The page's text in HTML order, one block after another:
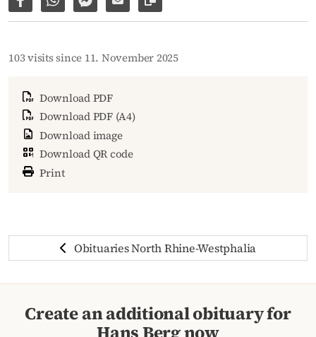
Share on Facebook
Share via WhatsApp
Share via Facebook Messenger
Share via E-Mail
Copy link to page
103 visits since 11. November 2025
Download PDF
Download PDF (A4)
Download image
Download QR code
Print
Obituaries North Rhine-Westphalia
Create an additional obituary for